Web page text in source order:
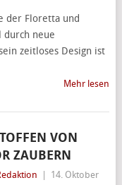
der Floretta und
durch neue
zeitloses Design ist
Mehr lesen
VON
ZAUBERN
14. Oktober